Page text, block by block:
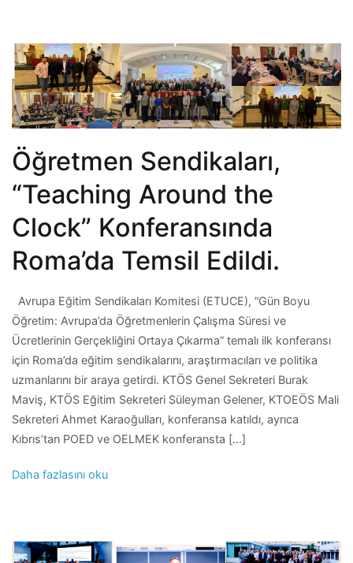
Öğretmen Sendikaları,
“Teaching Around the
Clock” Konferansında
Roma’da Temsil Edildi.
Avrupa Eğitim Sendikaları Komitesi (ETUCE), “Gün Boyu
Öğretim: Avrupa’da Öğretmenlerin Çalışma Süresi ve
Ücretlerinin Gerçekliğini Ortaya Çıkarma” temalı ilk konferansı
için Roma’da eğitim sendikalarını, araştırmacıları ve politika
uzmanlarını bir araya getirdi. KTÖS Genel Sekreteri Burak
Maviş, KTÖS Eğitim Sekreteri Süleyman Gelener, KTOEÖS Mali
Sekreteri Ahmet Karaoğulları, konferansa katıldı, ayrıca
Kıbrıs’tan POED ve OELMEK konferansta […]
Daha fazlasını oku